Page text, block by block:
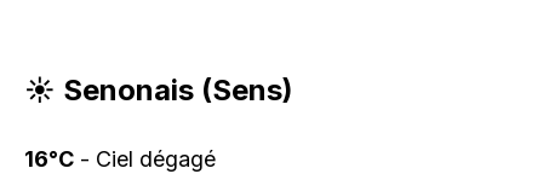
☀️ Senonais (Sens)
16°C - Ciel dégagé